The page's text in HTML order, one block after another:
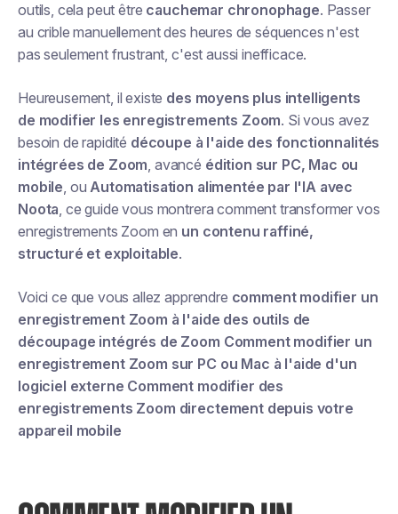
outils, cela peut être cauchemar chronophage. Passer
au crible manuellement des heures de séquences n'est
pas seulement frustrant, c'est aussi inefficace.
Heureusement, il existe des moyens plus intelligents
de modifier les enregistrements Zoom. Si vous avez
besoin de rapidité découpe à l'aide des fonctionnalités
intégrées de Zoom, avancé édition sur PC, Mac ou
mobile, ouAutomatisation alimentée par l'IA avec
Noota, ce guide vous montrera comment transformer vos
enregistrements Zoom en un contenu raffiné,
structuré et exploitable.
Voici ce que vous allez apprendre comment modifier un
enregistrement Zoom à l'aide des outils de
découpage intégrés de Zoom Comment modifier un
enregistrement Zoom sur PC ou Mac à l'aide d'un
logiciel externe Comment modifier des
enregistrements Zoom directement depuis votre
appareil mobile